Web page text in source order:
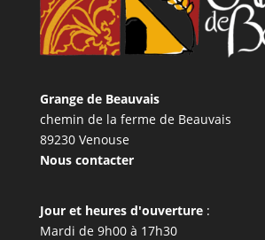
Grange de Beauvais
chemin de la ferme de Beauvais
89230 Venouse
Nous contacter
Jour et heures d'ouverture:
Mardi de 9h00 à 17h30